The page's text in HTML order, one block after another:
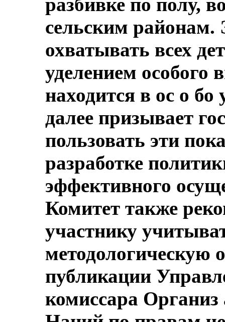
разбивке по полу,
сельским районам.
охватывать всех
уделением особого
находится в ос о
далее призывает
пользовать эти
разработке
эффективного
Комитет также
участнику
методологическую
публикации
комиссара